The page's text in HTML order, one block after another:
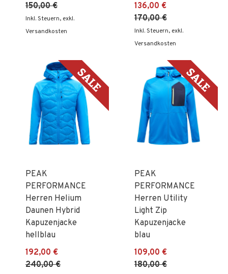
150,00 €
Inkl. Steuern, exkl.
Versandkosten
136,00 €
170,00 €
Inkl. Steuern, exkl.
Versandkosten
PEAK
PERFORMANCE
Herren Helium
Daunen Hybrid
Kapuzenjacke
hellblau
192,00 €
240,00 €
PEAK
PERFORMANCE
Herren Utility
Light Zip
Kapuzenjacke
blau
109,00 €
180,00 €